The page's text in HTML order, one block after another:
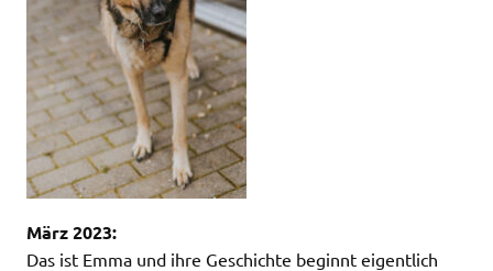
März 2023:
Das ist Emma und ihre Geschichte beginnt eigentlich